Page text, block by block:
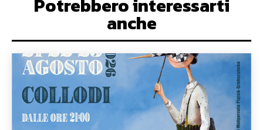
Potrebbero interessarti
anche